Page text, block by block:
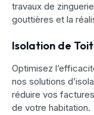
travaux de
gouttières et la
Isolation de
Optimisez
nos solutions
réduire vos
de votre habitation.